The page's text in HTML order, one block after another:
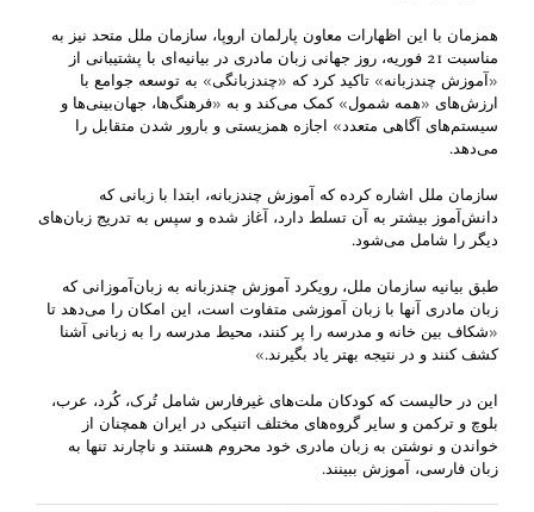
همزمان با این اظهارات معاون پارلمان اروپا، سازمان ملل متحد نیز به
مناسبت 21 فوریه، روز جهانی زبان مادری در بیانیه‌ای با پشتیبانی از
«آموزش چندزبانه» تاکید کرد که‌ «چندزبانگی» به توسعه جوامع با
ارزش‌های «همه شمول» کمک می‌کند و به «فرهنگ‌ها، جهان‌بینی‌ها و
سیستم‌های آگاهی متعدد» اجازه همزیستی و بارور شدن متقابل را
می‌دهد.
سازمان ملل اشاره کرده که آموزش چندزبانه، ابتدا با زبانی که
دانش‌آموز بیشتر به آن تسلط دارد، آغاز شده و سپس به تدریج زبان‌های
دیگر را شامل می‌شود.
طبق بیانیه سازمان ملل، رویکرد آموزش چند‌زبانه به زبان‌آموزانی که
زبان مادری آنها با زبان آموزشی متفاوت است، این امکان را می‌دهد تا
«شکاف بین خانه و مدرسه را پر کنند، محیط مدرسه را به زبانی آشنا
کشف کنند و در نتیجه بهتر یاد بگیرند.»
این در حالیست که کودکان ملت‌های غیر‌فارس شامل تُرک، کُرد، عرب،
بلوچ و ترکمن و سایر گروه‌های مختلف اتنیکی در ایران همچنان از
خواندن و نوشتن به زبان مادری خود محروم هستند و ناچارند تنها به
زبان فارسی، آموزش ببینند.